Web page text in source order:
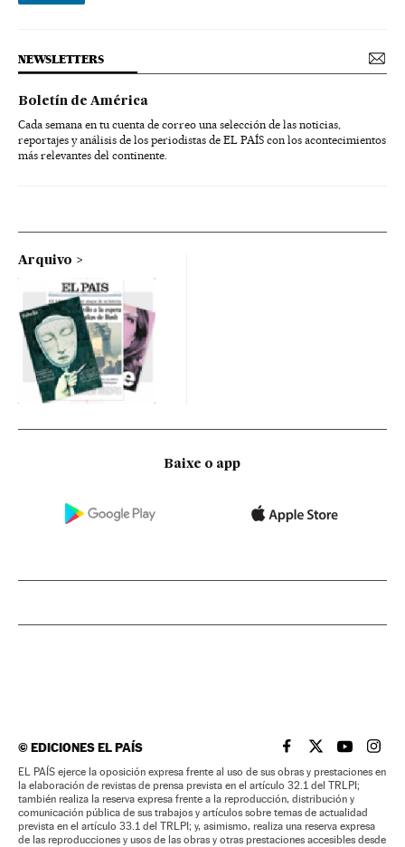
NEWSLETTERS
Boletín de América
Cada semana en tu cuenta de correo una selección de las noticias,
reportajes y análisis de los periodistas de EL PAÍS con los acontecimientos
más relevantes del continente.
Arquivo
Baixe o app
©EDICIONES EL PAÍS EL PAÍS BRASIL EN
EL PAÍSEL PAÍS
EL
EL PAÍS ejerce la oposición expresa frente al uso de sus obras y prestaciones en
la elaboración de revistas de prensa prevista en el artículo 32.1 del TRLPI;
también realiza la reserva expresa frente a la reproducción, distribución y
comunicación pública de sus trabajos y artículos sobre temas de actualidad
prevista en el artículo 33.1 del TRLPI; y, asimismo, realiza una reserva expresa
de las reproducciones y usos de las obras y otras prestaciones accesibles desde